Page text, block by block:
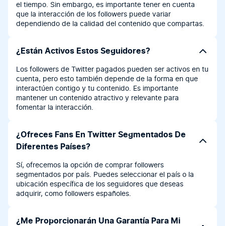
el tiempo. Sin embargo, es importante tener en cuenta
que la interacción de los followers puede variar
dependiendo de la calidad del contenido que compartas.
¿Están Activos Estos Seguidores?
Los followers de Twitter pagados pueden ser activos en tu
cuenta, pero esto también depende de la forma en que
interactúen contigo y tu contenido. Es importante
mantener un contenido atractivo y relevante para
fomentar la interacción.
¿Ofreces Fans En Twitter Segmentados De
Diferentes Países?
Sí, ofrecemos la opción de comprar followers
segmentados por país. Puedes seleccionar el país o la
ubicación específica de los seguidores que deseas
adquirir, como followers españoles.
¿Me Proporcionarán Una Garantía Para Mi